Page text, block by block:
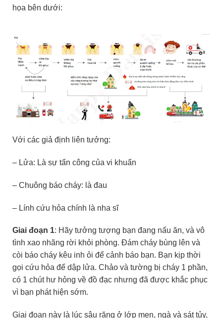
họa bên dưới:
Với các giả định liên tưởng:
– Lửa: Là sự tấn công của vi khuẩn
– Chuông báo cháy: là đau
– Lính cứu hỏa chính là nha sĩ
Giai đoạn 1: Hãy tưởng tượng bạn đang nấu ăn, và vô
tình xao nhãng rời khỏi phòng. Đám cháy bùng lên và
còi báo cháy kêu inh ỏi để cảnh báo bạn. Bạn kịp thời
gọi cứu hỏa để dập lửa. Chảo và tường bị cháy 1 phần,
có 1 chút hư hỏng về đồ đạc nhưng đã được khắc phục
vì bạn phát hiện sớm.
Giai đoạn này là lúc sâu răng ở lớp men, ngà và sát tủy,